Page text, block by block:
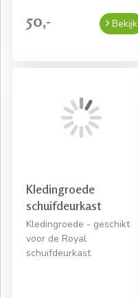
50,- Bekijk
Kledingroede
schuifdeurkast
Kledingroede - geschikt
voor de Royal
schuifdeurkast